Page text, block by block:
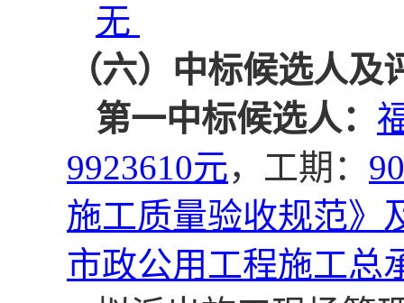
无
（六） 中标候选人及
第一中标候选人：
9923610元，工期：
施工质量验收规范》
市政公用工程施工总